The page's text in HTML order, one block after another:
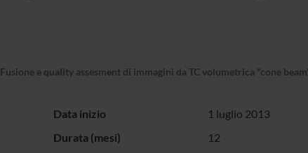
Fusione e quality assesment di immagini da TC volumetrica "cone
Data inizio
1 luglio 2013
Durata (mesi)
12